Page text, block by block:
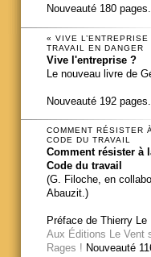
Nouveauté 180
« VIVE
TRAVAIL EN DANGER
Vive l'entreprise ?
Le nouveau livre de
Nouveauté 192
COMMENT RÉSISTER
CODE DU TRAVAIL
Comment résister à
Code du travail
(G. Filoche, en
Abauzit.)
Préface de Thierry Le
Aux Éditions Le Vent
Rages ! Nouveauté